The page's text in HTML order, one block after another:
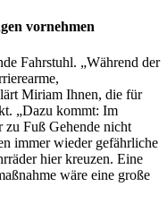
vornehmen
Fahrstuhl. „Während der
Miriam Ihnen, die für
„Dazu kommt: Im
zu Fuß Gehende nicht
immer wieder gefährliche
hier kreuzen. Eine
wäre eine große